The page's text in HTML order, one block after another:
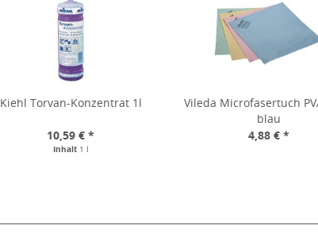
Kiehl Torvan-Konzentrat 1l
10,59 € *
Inhalt 1 l
Vileda Microfasertuch
blau
4,88 € *